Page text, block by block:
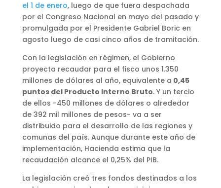
el 1 de enero, luego de que fuera despachada
por el Congreso Nacional en mayo del pasado y
promulgada por el Presidente Gabriel Boric en
agosto luego de casi cinco años de tramitación.
Con la legislación en régimen, el Gobierno
proyecta recaudar para el fisco unos 1.350
millones de dólares al año, equivalente a 0,45
puntos del Producto Interno Bruto. Y un tercio
de ellos -450 millones de dólares o alrededor
de 392 mil millones de pesos- va a ser
distribuido para el desarrollo de las regiones y
comunas del país. Aunque durante este año de
implementación, Hacienda estima que la
recaudación alcance el 0,25% del PIB.
La legislación creó tres fondos destinados a los